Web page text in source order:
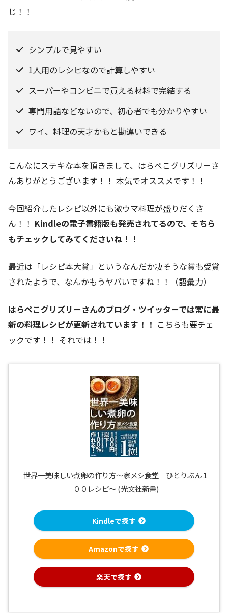
じ！！
シンプルで見やすい
1人用のレシピなので計算しやすい
スーパーやコンビニで買える材料で完結する
専門用語などないので、初心者でも分かりやすい
ワイ、料理の天才かもと勘違いできる
こんなにステキな本を頂きまして、はらぺこグリズリーさ
んありがとうございます！！ 本気でオススメです！！
今回紹介したレシピ以外にも激ウマ料理が盛りだくさ
ん！！ Kindleの電子書籍版も発売されてるので、そちら
もチェックしてみてくださいね！！
最近は「レシピ本大賞」というなんだか凄そうな賞も受賞
されたようで、なんかもうヤバいですね！！（語彙力）
はらぺこグリズリーさんのブログ・ツイッターでは常に最
新の料理レシピが更新されています！！ こちらも要チェ
ックです！！ それでは！！
世界一美味しい煮卵の作り方～家メシ食堂 ひとりぶん１
００レシピ～ (光文社新書)
Kindleで探す
Amazonで探す
楽天で探す